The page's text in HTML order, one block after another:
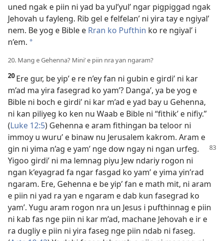
uned ngak e piin ni yad ba yul’yul’ ngar pigpiggad ngak
Jehovah u fayleng. Rib gel e felfelan’ ni yira tay e ngiyal’
nem. Be yog e Bible e Rran ko Pufthin ko re ngiyal’ i
n’em. *
20. Mang e Gehenna? Mini’ e piin nra yan ngaram?
20 Ere gur, be yip’ e re n’ey fan ni gubin e girdi’ ni kar
m’ad ma yira fasegrad ko yam’? Danga’, ya be yog e
Bible ni boch e girdi’ ni kar m’ad e yad bay u Gehenna,
ni kan piliyeg ko ken nu Waab e Bible ni “fithik’ e nifiy.”
(Luke 12:5) Gehenna e aram fithingan ba teloor ni
immoy u wuru’ e binaw nu Jerusalem kakrom. Aram e
gin ni yima n’ag e yam’ nge dow ngay ni ngan urfeg.
Yigoo girdi’ ni ma lemnag piyu Jew ndariy rogon ni
ngan k’eyagrad fa ngar fasgad ko yam’ e yima yin’rad
ngaram. Ere, Gehenna e be yip’ fan e math mit, ni aram
e piin ni yad ra yan e ngaram e dab kun fasegrad ko
yam’. Yugu aram rogon nra un Jesus i pufthinnag e piin
ni kab fas nge piin ni kar m’ad, machane Jehovah e ir e
ra dugliy e piin ni yira faseg nge piin ndab ni faseg.